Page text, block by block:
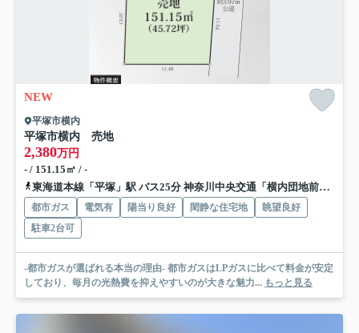
NEW
平塚市横内
平塚市横内 売地
2,380万円
- / 151.15㎡ / -
東海道本線「平塚」駅 バス25分 神奈川中央交通「横内団地前」 停歩4分
都市ガス 電気有 陽当り良好 閑静な住宅地
眺望良好
駐車2台可
-都市ガスが選ばれる本当の理由- 都市ガスはLPガスに比べて料金が安定
しており、毎月の光熱費を抑えやすいのが大きな魅力... もっと見る